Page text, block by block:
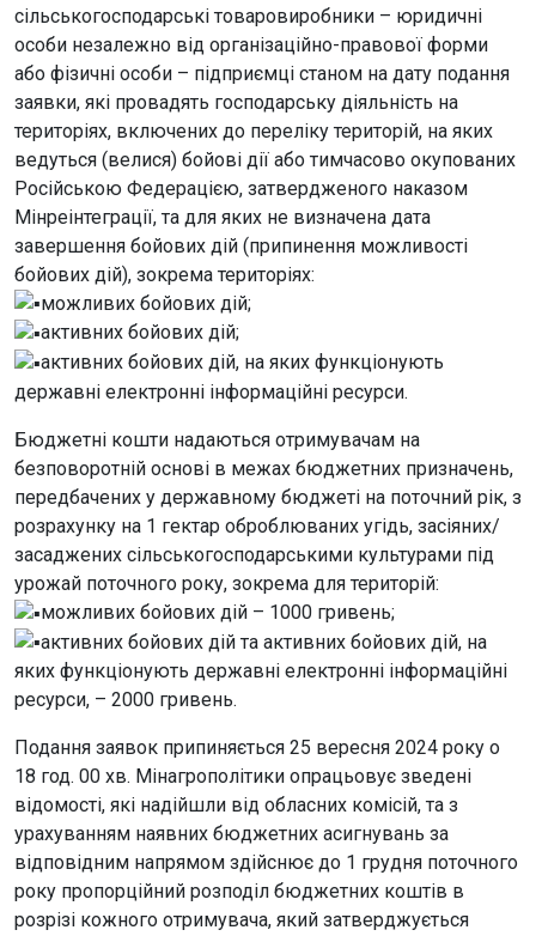
сільськогосподарські товаровиробники – юридичні
особи незалежно від організаційно-правової форми
або фізичні особи – підприємці станом на дату подання
заявки, які провадять господарську діяльність на
територіях, включених до переліку територій, на яких
ведуться (велися) бойові дії або тимчасово окупованих
Російською Федерацією, затвердженого наказом
Мінреінтеграції, та для яких не визначена дата
завершення бойових дій (припинення можливості
бойових дій), зокрема територіях:
можливих бойових дій;
активних бойових дій;
активних бойових дій, на яких функціонують
державні електронні інформаційні ресурси.
Бюджетні кошти надаються отримувачам на
безповоротній основі в межах бюджетних призначень,
передбачених у державному бюджеті на поточний рік, з
розрахунку на 1 гектар оброблюваних угідь, засіяних/
засаджених сільськогосподарськими культурами під
урожай поточного року, зокрема для територій:
можливих бойових дій – 1000 гривень;
активних бойових дій та активних бойових дій, на
яких функціонують державні електронні інформаційні
ресурси, – 2000 гривень.
Подання заявок припиняється 25 вересня 2024 року о
18 год. 00 хв. Мінагрополітики опрацьовує зведені
відомості, які надійшли від обласних комісій, та з
урахуванням наявних бюджетних асигнувань за
відповідним напрямом здійснює до 1 грудня поточного
року пропорційний розподіл бюджетних коштів в
розрізі кожного отримувача, який затверджується